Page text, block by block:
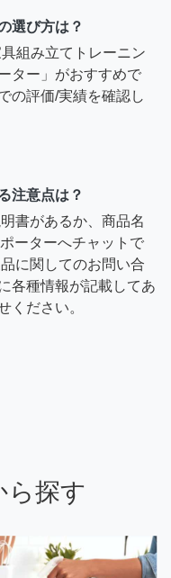
選び方は？
組み立てトレーニン
ター」がおすすめで
の評価/実績を確認し
注意点は？
書があるか、商品名
ーターへチャットで
に関してのお問い合
各種情報が記載してあ
ください。
ら探す